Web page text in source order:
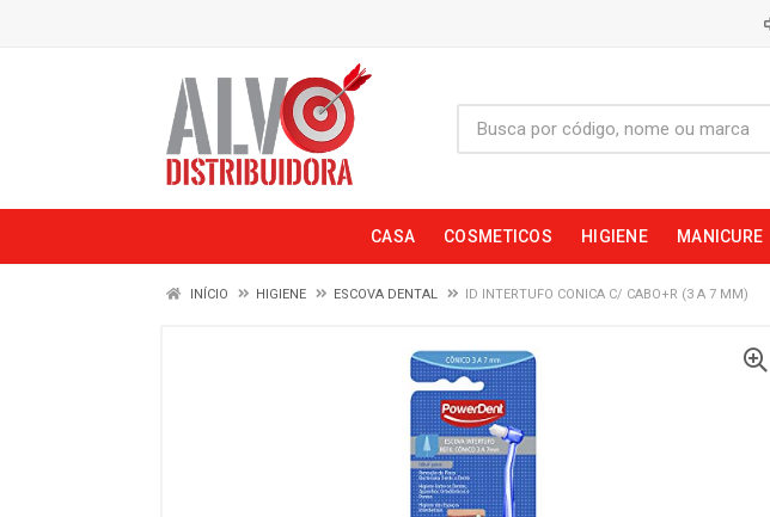
CASA COSMETICOS HIGIENE MANICURE
INÍCIO HIGIENE ESCOVA DENTAL ID INTERTUFO CONICA C/ CABO+R (3 A 7 MM)